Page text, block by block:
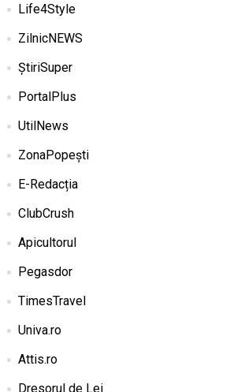
Life4Style
ZilnicNEWS
ȘtiriSuper
PortalPlus
UtilNews
ZonaPopești
E-Redacția
ClubCrush
Apicultorul
Pegasdor
TimesTravel
Univa.ro
Attis.ro
Dresorul de Lei